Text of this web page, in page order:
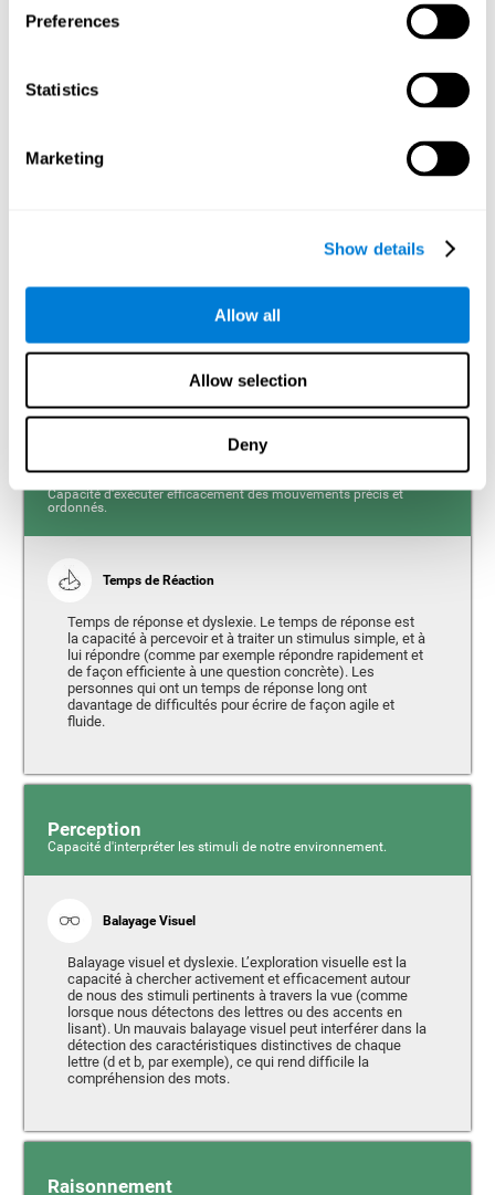
Preferences
Statistics
Marketing
Show details
Allow all
Allow selection
Deny
comme des lettres, des mots, etc. Un problème dans la
conscience qu’une altération de la mémoire de travail
travail est la capacité à retenir et manipuler l’information
complexes, comme la compréhension du langage,
mémoire de travail pourrait impliquer des difficultés pour
Coordination
Capacité d'exécuter efficacement des mouvements précis et
ordonnés.
Temps de Réaction
Temps de réponse et dyslexie. Le temps de réponse est
la capacité à percevoir et à traiter un stimulus simple, et à
lui répondre (comme par exemple répondre rapidement et
de façon efficiente à une question concrète). Les
personnes qui ont un temps de réponse long ont
davantage de difficultés pour écrire de façon agile et
fluide.
Perception
Capacité d'interpréter les stimuli de notre environnement.
Balayage Visuel
Balayage visuel et dyslexie. L’exploration visuelle est la
capacité à chercher activement et efficacement autour
de nous des stimuli pertinents à travers la vue (comme
lorsque nous détectons des lettres ou des accents en
lisant). Un mauvais balayage visuel peut interférer dans la
détection des caractéristiques distinctives de chaque
lettre (d et b, par exemple), ce qui rend difficile la
compréhension des mots.
Raisonnement